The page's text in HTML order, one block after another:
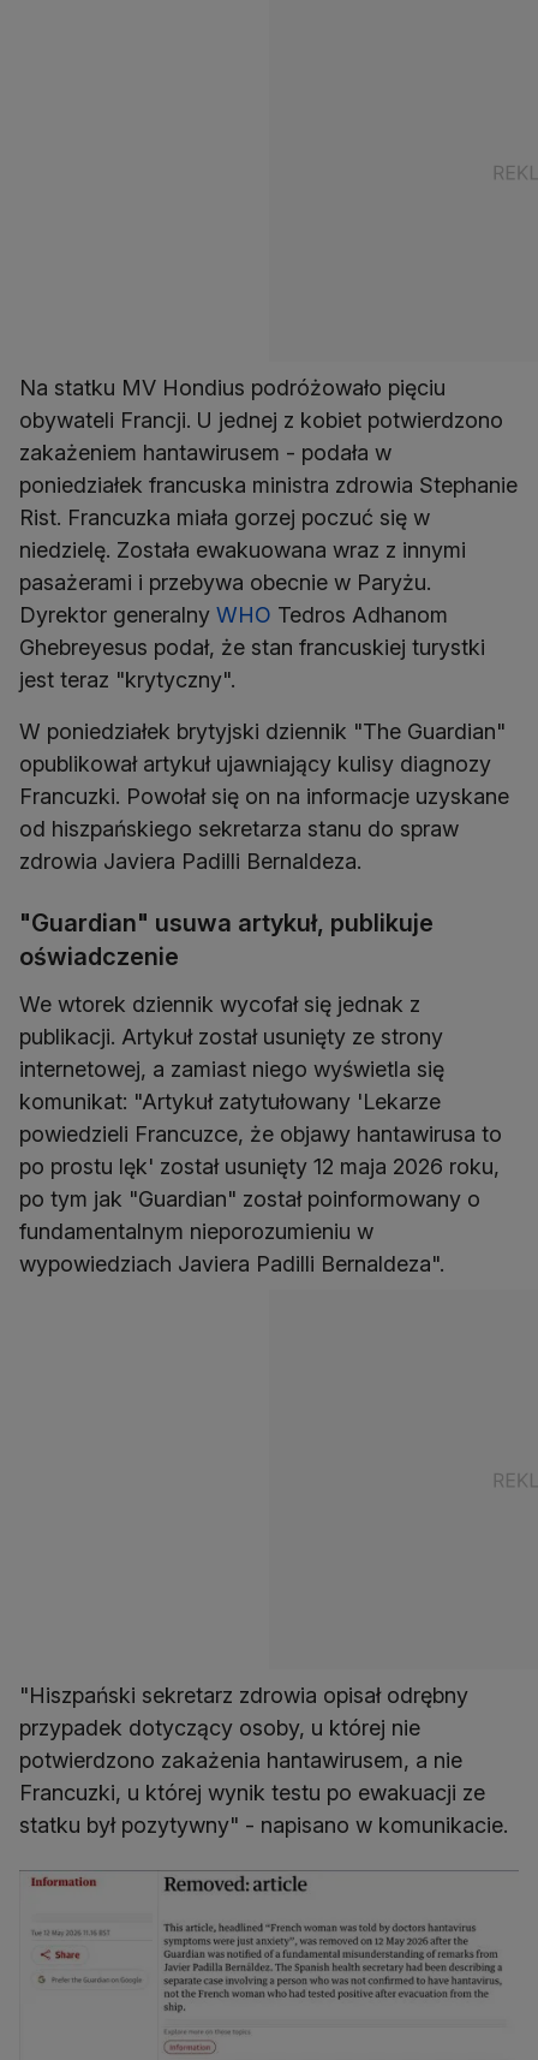
Na statku MV Hondius podróżowało pięciu
obywateli Francji. U jednej z kobiet potwierdzono
zakażeniem hantawirusem - podała w
poniedziałek francuska ministra zdrowia Stephanie
Rist. Francuzka miała gorzej poczuć się w
niedzielę. Została ewakuowana wraz z innymi
pasażerami i przebywa obecnie w Paryżu.
Dyrektor generalny WHO Tedros Adhanom
Ghebreyesus podał, że stan francuskiej turystki
jest teraz "krytyczny".
W poniedziałek brytyjski dziennik "The Guardian"
opublikował artykuł ujawniający kulisy diagnozy
Francuzki. Powołał się on na informacje uzyskane
od hiszpańskiego sekretarza stanu do spraw
zdrowia Javiera Padilli Bernaldeza.
"Guardian" usuwa artykuł, publikuje
oświadczenie
We wtorek dziennik wycofał się jednak z
publikacji. Artykuł został usunięty ze strony
internetowej, a zamiast niego wyświetla się
komunikat: "Artykuł zatytułowany 'Lekarze
powiedzieli Francuzce, że objawy hantawirusa to
po prostu lęk' został usunięty 12 maja 2026 roku,
po tym jak "Guardian" został poinformowany o
fundamentalnym nieporozumieniu w
wypowiedziach Javiera Padilli Bernaldeza".
"Hiszpański sekretarz zdrowia opisał odrębny
przypadek dotyczący osoby, u której nie
potwierdzono zakażenia hantawirusem, a nie
Francuzki, u której wynik testu po ewakuacji ze
statku był pozytywny" - napisano w komunikacie.